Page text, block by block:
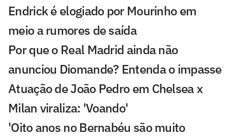
Endrick é elogiado por Mourinho em
meio a rumores de saída
Por que o Real Madrid ainda não
anunciou Diomande? Entenda o impasse
Atuação de João Pedro em Chelsea x
Milan viraliza: 'Voando'
'Oito anos no Bernabéu são muito